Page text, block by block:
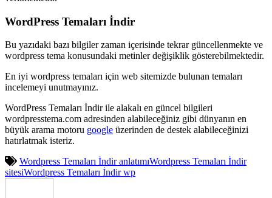
WordPress Temaları İndir
Bu yazıdaki bazı bilgiler zaman içerisinde tekrar güncellenmekte ve
wordpress tema konusundaki metinler değişiklik gösterebilmektedir.
En iyi wordpress temaları için web sitemizde bulunan temaları
incelemeyi unutmayınız.
WordPress Temaları İndir ile alakalı en güncel bilgileri
wordpresstema.com adresinden alabileceğiniz gibi dünyanın en
büyük arama motoru google üzerinden de destek alabileceğinizi
hatırlatmak isteriz.
Wordpress Temaları İndir anlatımıWordpress Temaları İndir
sitesiWordpress Temaları İndir wp